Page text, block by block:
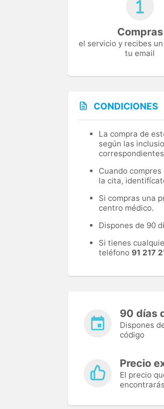
Compras
el servicio y recibes
tu email
CONDICIONES
La compra de
según las
Cuando
la cita,
Si compras una
centro médico.
Dispones de 90
Si tienes
teléfono 91 217
90 días
Dispones
código
Precio
El precio